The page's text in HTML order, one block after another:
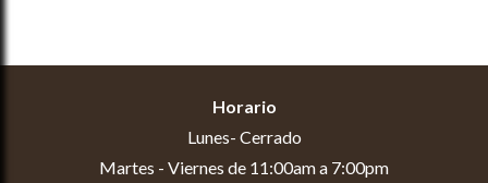
Horario
Lunes- Cerrado
Martes - Viernes de 11:00am a 7:00pm